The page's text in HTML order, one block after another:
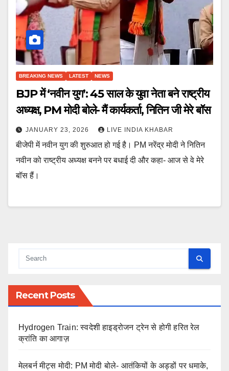
BREAKING NEWS LATEST NEWS
BJP में ‘नवीन युग’: 45 साल के युवा नेता बने राष्ट्रीय
अध्यक्ष, PM मोदी बोले- मैं कार्यकर्ता, नितिन जी मेरे बॉस
JANUARY 23, 2026 LIVE INDIA KHABAR
बीजेपी में नवीन युग की शुरुआत हो गई है। PM नरेंद्र मोदी ने नितिन
नवीन को राष्ट्रीय अध्यक्ष बनने पर बधाई दी और कहा- आज से वे मेरे
बॉस हैं।
Recent Posts
Hydrogen Train: स्वदेशी हाइड्रोजन ट्रेन से होगी हरित रेल
क्रांति का आगाज़
मेलबर्न मीट्स मोदी: PM मोदी बोले- आतंकियों के अड्डों पर धमाके,